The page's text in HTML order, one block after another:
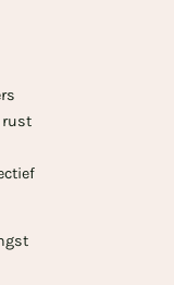
rust